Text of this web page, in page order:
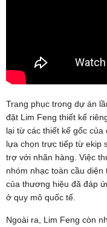
Trang phục trong dự án
đặt Lim Feng thiết kế
lại từ các thiết kế gốc
lựa chọn trực tiếp từ ekip
trợ với nhãn hàng. Việc
nhóm nhạc toàn cầu diện
của thương hiệu đã đáp
ở quy mô quốc tế.
Ngoài ra, Lim Feng còn